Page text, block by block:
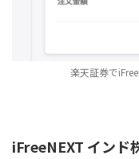
楽天証券で
iFreeNEXT インド